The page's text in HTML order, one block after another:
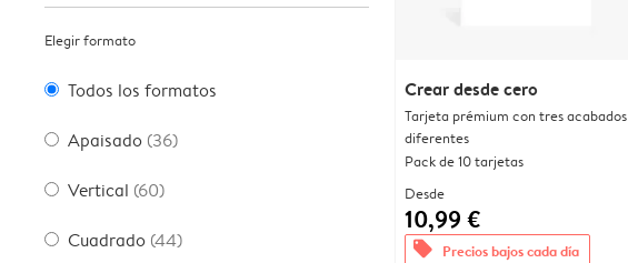
Elegir formato
Todos los formatos
Apaisado (36)
Vertical (60)
Cuadrado (44)
Crear desde cero
Tarjeta prémium con tres acabados
diferentes
Pack de 10 tarjetas
Desde
10,99 €
offers Precios bajos cada día